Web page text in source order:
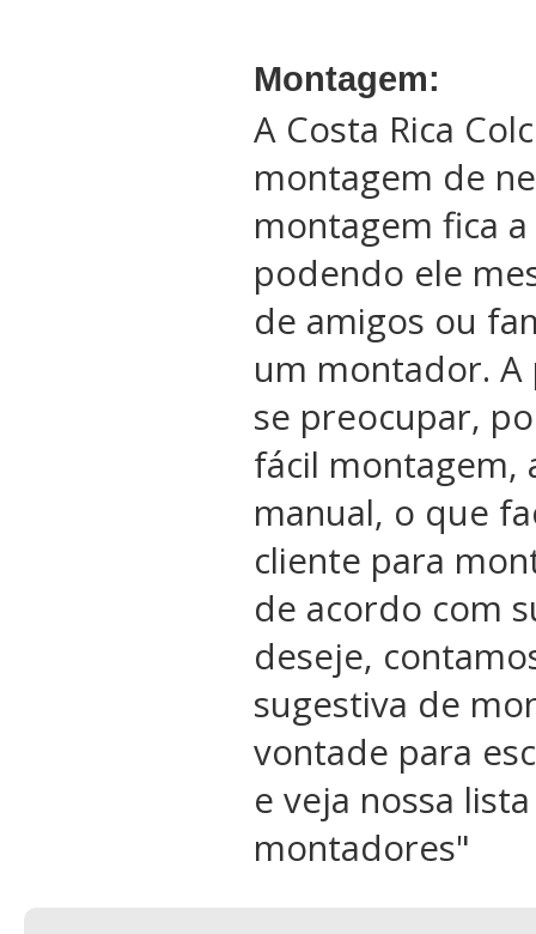
Montagem:
A Costa Rica
montagem de
montagem fica
podendo ele
de amigos ou
um montador. A
se preocupar,
fácil montagem,
manual, o que
cliente para
de acordo com
deseje,
sugestiva de
vontade para
e veja nossa
montadores"